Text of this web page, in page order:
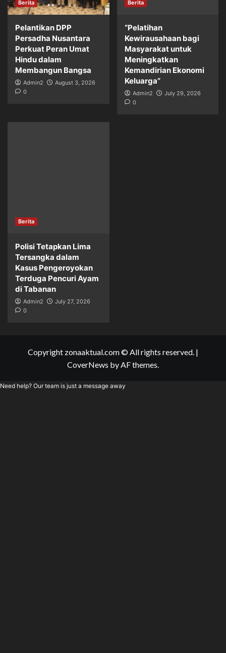
Berita
Pelantikan DPP
Persadha Nusantara
Perkuat Peran Umat
Hindu dalam
Membangun Bangsa
Admin2
August 3, 2026
0
Berita
“Pelatihan
Kewirausahaan bagi
Masyarakat untuk
Meningkatkan
Kemandirian Ekonomi
Keluarga”
Admin2
July 29, 2026
0
Berita
Polisi Tetapkan Lima
Tersangka dalam
Kasus Pengeroyokan
Terduga Pencuri Ayam
di Tabanan
Admin2
July 27, 2026
0
Copyright zonaaktual.com © All rights reserved. |
CoverNews by AF themes.
Need help? Our team is just a message away